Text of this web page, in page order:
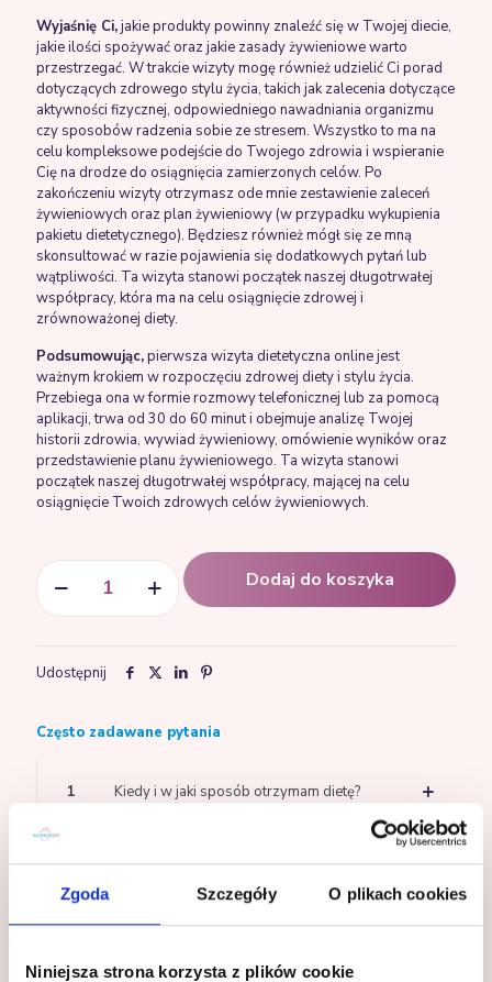
Zgoda Szczegóły O plikach cookies
Niniejsza strona korzysta z plików cookie
Wyjaśnię Ci,jakie produkty powinny znaleźć się w Twojej diecie,
jakie ilości spożywać oraz jakie zasady żywieniowe warto
przestrzegać. W trakcie wizyty mogę również udzielić Ci porad
dotyczących zdrowego stylu życia, takich jak zalecenia dotyczące
aktywności fizycznej, odpowiedniego nawadniania organizmu
czy sposobów radzenia sobie ze stresem. Wszystko to ma na
celu kompleksowe podejście do Twojego zdrowia i wspieranie
Cię na drodze do osiągnięcia zamierzonych celów. Po
zakończeniu wizyty otrzymasz ode mnie zestawienie zaleceń
żywieniowych oraz plan żywieniowy (w przypadku wykupienia
pakietu dietetycznego). Będziesz również mógł się ze mną
skonsultować w razie pojawienia się dodatkowych pytań lub
wątpliwości. Ta wizyta stanowi początek naszej długotrwałej
współpracy, która ma na celu osiągnięcie zdrowej i
zrównoważonej diety.
Podsumowując,pierwsza wizyta dietetyczna online jest
ważnym krokiem w rozpoczęciu zdrowej diety i stylu życia.
Przebiega ona w formie rozmowy telefonicznej lub za pomocą
aplikacji, trwa od 30 do 60 minut i obejmuje analizę Twojej
historii zdrowia, wywiad żywieniowy, omówienie wyników oraz
przedstawienie planu żywieniowego. Ta wizyta stanowi
początek naszej długotrwałej współpracy, mającej na celu
osiągnięcie Twoich zdrowych celów żywieniowych.
ilość
Pierwsza
wizyta
zaświadczeniem
bariatrycznej
Dodaj do koszyka
Udostępnij
Często zadawane pytania
1 Kiedy i w jaki sposób otrzymam dietę?
3
Czy mogę wymienić przepis między